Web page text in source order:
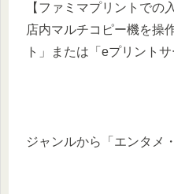
【ファミマプリントでの
店内マルチコピー機を操
ト」または「eプリント
ジャンルから「エンタメ